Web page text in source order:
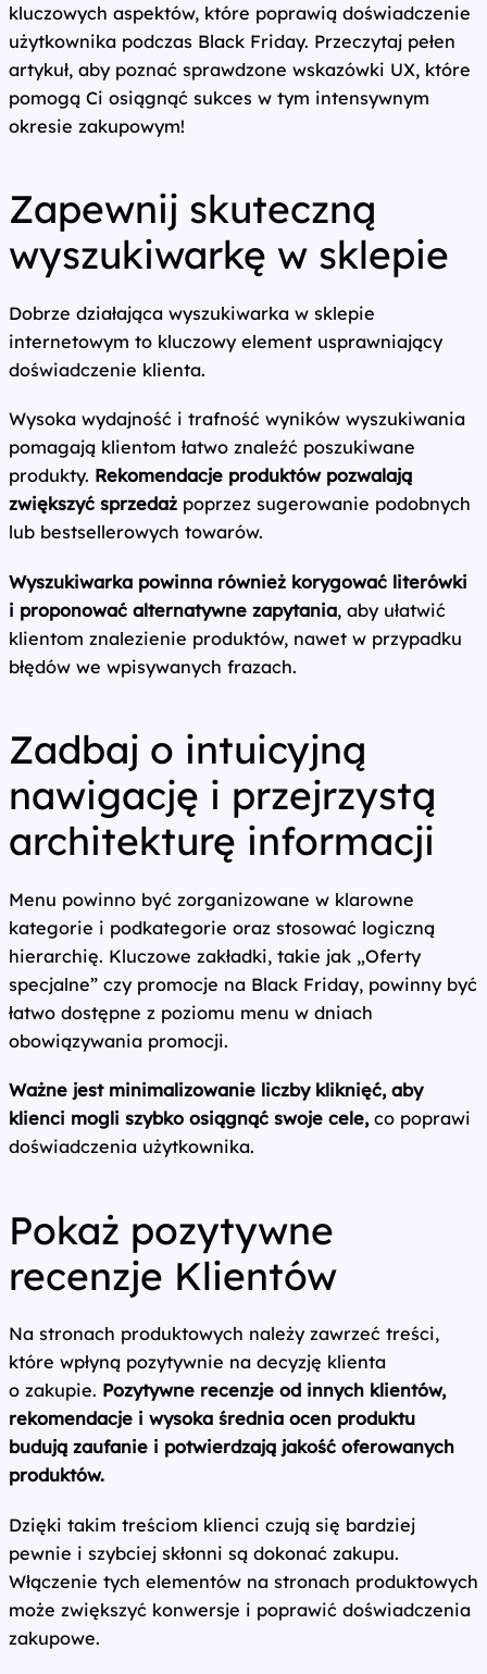
kluczowych aspektów, które poprawią doświadczenie
użytkownika podczas Black Friday. Przeczytaj pełen
artykuł, aby poznać sprawdzone wskazówki UX, które
pomogą Ci osiągnąć sukces w tym intensywnym
okresie zakupowym!
Zapewnij skuteczną
wyszukiwarkę w sklepie
Dobrze działająca wyszukiwarka w sklepie
internetowym to kluczowy element usprawniający
doświadczenie klienta.
Wysoka wydajność i trafność wyników wyszukiwania
pomagają klientom łatwo znaleźć poszukiwane
produkty. Rekomendacje produktów pozwalają
zwiększyć sprzedaż poprzez sugerowanie podobnych
lub bestsellerowych towarów.
Wyszukiwarka powinna również korygować literówki
i proponować alternatywne zapytania, aby ułatwić
klientom znalezienie produktów, nawet w przypadku
błędów we wpisywanych frazach.
Zadbaj o intuicyjną
nawigację i przejrzystą
architekturę informacji
Menu powinno być zorganizowane w klarowne
kategorie i podkategorie oraz stosować logiczną
hierarchię. Kluczowe zakładki, takie jak „Oferty
specjalne” czy promocje na Black Friday, powinny być
łatwo dostępne z poziomu menu w dniach
obowiązywania promocji.
Ważne jest minimalizowanie liczby kliknięć, aby
klienci mogli szybko osiągnąć swoje cele,co poprawi
doświadczenia użytkownika.
Pokaż pozytywne
recenzje Klientów
Na stronach produktowych należy zawrzeć treści,
które wpłyną pozytywnie na decyzję klienta
o zakupie. Pozytywne recenzje od innych klientów,
rekomendacje i wysoka średnia ocen produktu
budują zaufanie i potwierdzają jakość oferowanych
produktów.
Dzięki takim treściom klienci czują się bardziej
pewnie i szybciej skłonni są dokonać zakupu.
Włączenie tych elementów na stronach produktowych
może zwiększyć konwersje i poprawić doświadczenia
zakupowe.